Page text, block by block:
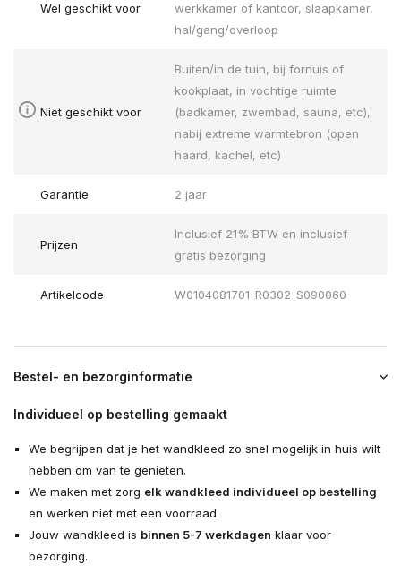
Wel geschikt voor
werkkamer of kantoor, slaapkamer,
hal/gang/overloop
Niet geschikt voor
Buiten/in de tuin, bij fornuis of
kookplaat, in vochtige ruimte
(badkamer, zwembad, sauna, etc),
nabij extreme warmtebron (open
haard, kachel, etc)
Garantie 2 jaar
Prijzen
Inclusief 21% BTW en inclusief
gratis bezorging
Artikelcode W0104081701-R0302-S090060
Bestel- en bezorginformatie
Individueel op bestelling gemaakt
We begrijpen dat je het wandkleed zo snel mogelijk in huis wilt
hebben om van te genieten.
We maken met zorg elk wandkleed individueel op bestelling
en werken niet met een voorraad.
Jouw wandkleed is binnen 5-7 werkdagen klaar voor
bezorging.